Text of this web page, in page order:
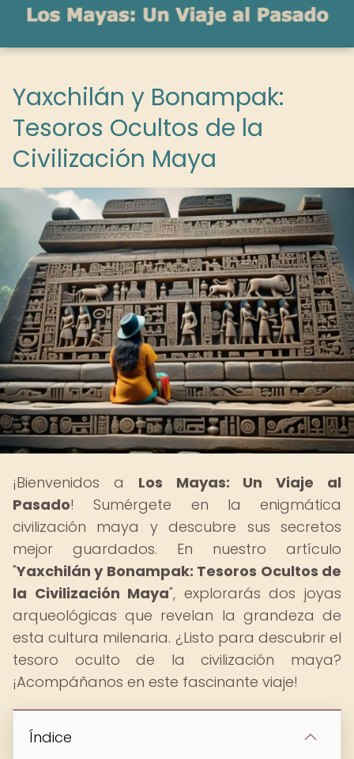
Yaxchilán y Bonampak:
Tesoros Ocultos de la
Civilización Maya
¡Bienvenidos a Los Mayas: Un Viaje al
Pasado! Sumérgete en la enigmática
civilización maya y descubre sus secretos
mejor guardados. En nuestro artículo
"Yaxchilán y Bonampak: Tesoros Ocultos de
la Civilización Maya", explorarás dos joyas
arqueológicas que revelan la grandeza de
esta cultura milenaria. ¿Listo para descubrir el
tesoro oculto de la civilización maya?
¡Acompáñanos en este fascinante viaje!
Índice